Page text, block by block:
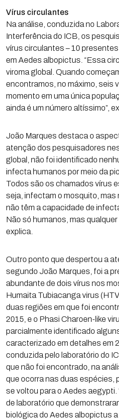
Vírus circulantes
Na análise, conduzida no
Interferência do ICB, os
vírus circulantes – 10
em Aedes albopictus. “Essa
viroma global. Quando
encontramos, no máximo, seis
momento em uma única
ainda é um número altíssimo”,
João Marques destaca o
atenção dos pesquisadores
global, não foi identificado
infecta humanos por meio da
Todos são os chamados vírus
seja, infectam o mosquito, mas
não têm a capacidade de
Não só humanos, mas qualquer
explica.
Outro ponto que despertou a
segundo João Marques, foi a
abundante de dois vírus nos
Humaita Tubiacanga virus
duas regiões em que foi
2015, e o Phasi Charoen-like
parcialmente identificado
caracterizado em detalhes em
conduzida pelo laboratório do
que não foi encontrado, na
que ocorra nas duas espécies,
se voltou para o Aedes
de laboratório que
biológica do Aedes albopictus